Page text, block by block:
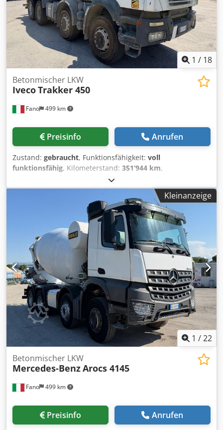
1 / 18
Fano 499 km
Betonmischer LKW
IvecoTrakker 450
Preisinfo Anrufen
Zustand: gebraucht, Funktionsfähigkeit: voll
funktionsfähig, Kilometerstand: 351’944 km,
, Kraftstofftyp:
2008, Betriebsstunden:2’094 h, IVECO TRAKKER 450 mit
CIFA-Betonmischer Erstzulassung: 2008 – Euro 5 351.944
km 4 Achsen CIFA SRY1300-Aufbau – Hilfsmotor
Betriebsstunden: 2094 Reifen: 60/70 % Gültige
Hauptuntersuchung Guter Zustand Sofort verfügbar
Codpfszr Eu Iox Ap Ijrf WIR BEWERTEN INZAHLNAHMEN
VON FAHRZEUGEN ALLER MARKEN, MAN, MERCEDES, DAF,
RENAULT, VOLVO, SCANIA, MIT CIFA-, SERMAC- ODER
PUTZMEISTER-AUSRÜSTUNG; ODER BAUMASCHINEN VON
CATERPILLAR, FIAT HITACHI ODER KOMATSU.
Kleinanzeige
1 /22
Fano 499 km
Betonmischer LKW
Mercedes-BenzArocs 4145
Preisinfo Anrufen